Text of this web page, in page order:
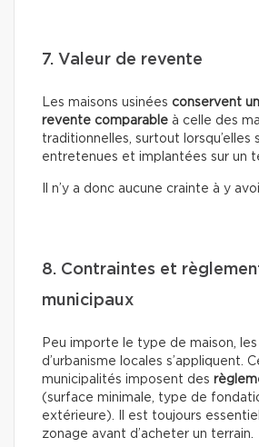
7. Valeur de revente
Les maisons usinées conservent
revente comparable à celle des
traditionnelles, surtout lorsqu’elles
entretenues et implantées sur un
Il n’y a donc aucune crainte à y
8. Contraintes et
municipaux
Peu importe le type de maison,
d’urbanisme locales s’appliquent.
municipalités imposent des
(surface minimale, type de
extérieure). Il est toujours
zonage avant d’acheter un terrain.